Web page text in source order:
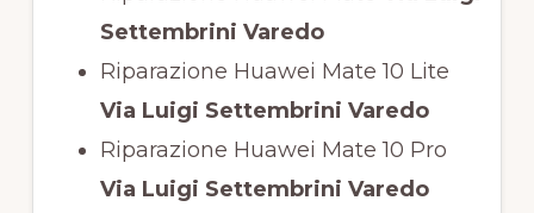
Settembrini Varedo
Riparazione Huawei Mate 10 Lite
Via Luigi Settembrini Varedo
Riparazione Huawei Mate 10 Pro
Via Luigi Settembrini Varedo